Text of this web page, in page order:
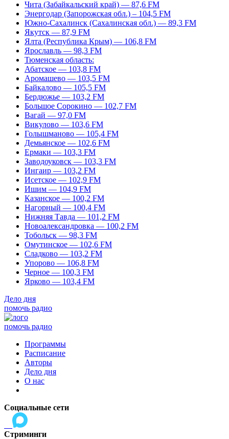
Чита (Забайкальский край) — 87,6 FM
Энергодар (Запорожская обл.) – 104,5 FM
Южно-Сахалинск (Сахалинская обл.) — 89,3 FM
Якутск — 87,9 FM
Ялта (Республика Крым) — 106,8 FM
Ярославль — 98,3 FM
Тюменская область:
Абатское — 103,8 FM
Аромашево — 103,5 FM
Байкалово — 105,5 FM
Бердюжье — 103,2 FM
Большое Сорокино — 102,7 FM
Вагай — 97,0 FM
Викулово — 103,6 FM
Голышманово — 105,4 FM
Демьянское — 102,6 FM
Ермаки — 103,3 FM
Заводоуковск — 103,3 FM
Ингаир — 103,2 FM
Исетское — 102,9 FM
Ишим — 104,9 FM
Казанское — 100,2 FM
Нагорный — 100,4 FM
Нижняя Тавда — 101,2 FM
Новоалександровка — 100,2 FM
Тобольск — 98,3 FM
Омутинское — 102,6 FM
Сладково — 103,2 FM
Упорово — 106,8 FM
Черное — 100,3 FM
Ярково — 103,4 FM
Дело дня
помочь радио
помочь радио
Программы
Расписание
Авторы
Дело дня
О нас
Социальные сети
Стриминги